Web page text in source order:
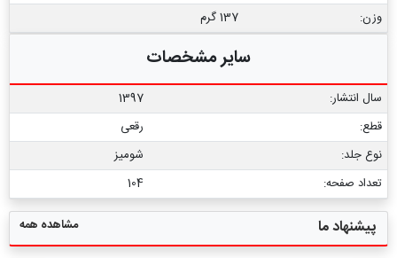
وزن:
137 گرم
سایر مشخصات
سال انتشار:
1397
قطع:
رقعی
نوع جلد:
شومیز
تعداد صفحه:
104
پیشنهاد ما مشاهده همه